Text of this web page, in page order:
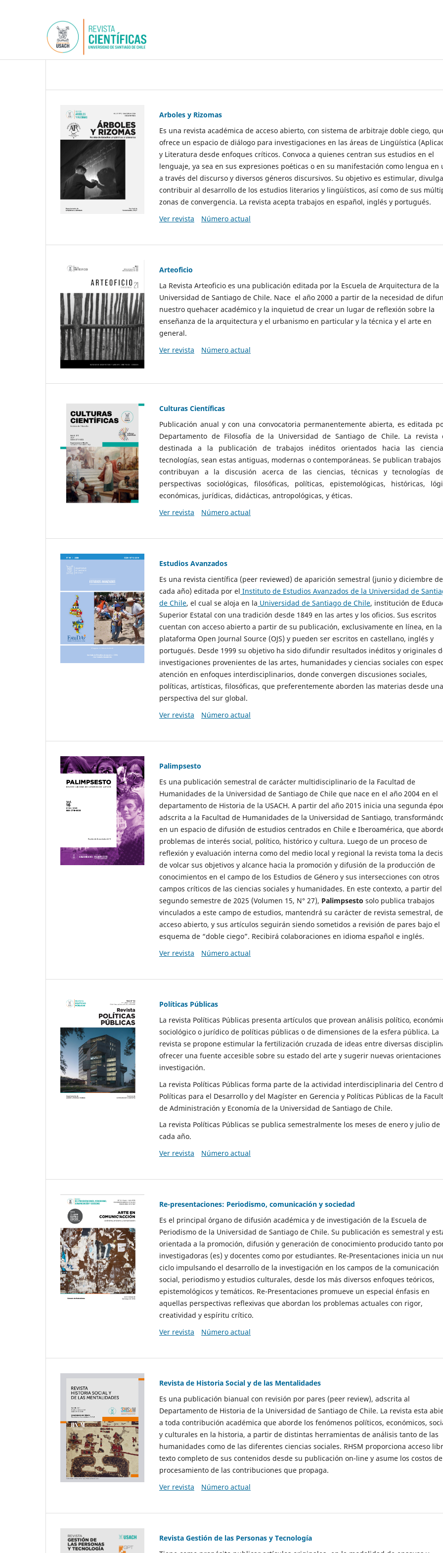
Arboles y Rizomas
Es una revista académica de acceso abierto, con sistema de arbitraje doble ciego,
ofrece un espacio de diálogo para investigaciones en las áreas de Lingüística
y Literatura desde enfoques críticos. Convoca a quienes centran sus estudios en el
lenguaje, ya sea en sus expresiones poéticas o en su manifestación como lengua en
a través del discurso y diversos géneros discursivos. Su objetivo es estimular,
contribuir al desarrollo de los estudios literarios y lingüísticos, así como de sus
zonas de convergencia. La revista acepta trabajos en español, inglés y portugués.
Ver revista
Número actual
Arteoficio
La Revista Arteoficio es una publicación editada por la Escuela de Arquitectura de la
Universidad de Santiago de Chile. Nace el año 2000 a partir de la necesidad de
nuestro quehacer académico y la inquietud de crear un lugar de reflexión sobre la
enseñanza de la arquitectura y el urbanismo en particular y la técnica y el arte en
general.
Ver revista
Número actual
Culturas Científicas
Publicación anual y con una convocatoria permanentemente abierta, es editada
Departamento de Filosofía de la Universidad de Santiago de Chile. La revista
destinada a la publicación de trabajos inéditos orientados hacia las
tecnologías, sean estas antiguas, modernas o contemporáneas. Se publican
contribuyan a la discusión acerca de las ciencias, técnicas y tecnologías
perspectivas sociológicas, filosóficas, políticas, epistemológicas, históricas,
económicas, jurídicas, didácticas, antropológicas, y éticas.
Ver revista
Número actual
Estudios Avanzados
Es una revista científica (peer reviewed) de aparición semestral (junio y diciembre de
cada año) editada por el Instituto de Estudios Avanzados de la Universidad de
de Chile, el cual se aloja en la Universidad de Santiago de Chile, institución de
Superior Estatal con una tradición desde 1849 en las artes y los oficios. Sus escritos
cuentan con acceso abierto a partir de su publicación, exclusivamente en línea, en la
plataforma Open Journal Source (OJS) y pueden ser escritos en castellano, inglés y
portugués. Desde 1999 su objetivo ha sido difundir resultados inéditos y originales
investigaciones provenientes de las artes, humanidades y ciencias sociales con
atención en enfoques interdisciplinarios, donde convergen discusiones sociales,
políticas, artísticas, filosóficas, que preferentemente aborden las materias desde una
perspectiva del sur global.
Ver revista
Número actual
Palimpsesto
Es una publicación semestral de carácter multidisciplinario de la Facultad de
Humanidades de la Universidad de Santiago de Chile que nace en el año 2004 en el
departamento de Historia de la USACH. A partir del año 2015 inicia una segunda
adscrita a la Facultad de Humanidades de la Universidad de Santiago,
en un espacio de difusión de estudios centrados en Chile e Iberoamérica, que
problemas de interés social, político, histórico y cultura. Luego de un proceso de
reflexión y evaluación interna como del medio local y regional la revista toma la
de volcar sus objetivos y alcance hacia la promoción y difusión de la producción de
conocimientos en el campo de los Estudios de Género y sus intersecciones con otros
campos críticos de las ciencias sociales y humanidades. En este contexto, a partir del
segundo semestre de 2025 (Volumen 15, N° 27), Palimpsesto solo publica trabajos
vinculados a este campo de estudios, mantendrá su carácter de revista semestral, de
acceso abierto, y sus artículos seguirán siendo sometidos a revisión de pares bajo el
esquema de “doble ciego”. Recibirá colaboraciones en idioma español e inglés.
Ver revista
Número actual
Políticas Públicas
La revista Políticas Públicas presenta artículos que provean análisis político,
sociológico o jurídico de políticas públicas o de dimensiones de la esfera pública. La
revista se propone estimular la fertilización cruzada de ideas entre diversas
ofrecer una fuente accesible sobre su estado del arte y sugerir nuevas orientaciones
investigación.
La revista Políticas Públicas forma parte de la actividad interdisciplinaria del Centro
Políticas para el Desarrollo y del Magíster en Gerencia y Políticas Públicas de la
de Administración y Economía de la Universidad de Santiago de Chile.
La revista Políticas Públicas se publica semestralmente los meses de enero y julio de
cada año.
Ver revista
Número actual
Re-presentaciones: Periodismo, comunicación y sociedad
Es el principal órgano de difusión académica y de investigación de la Escuela de
Periodismo de la Universidad de Santiago de Chile. Su publicación es semestral y
orientada a la promoción, difusión y generación de conocimiento producido tanto
investigadoras (es) y docentes como por estudiantes. Re-Presentaciones inicia un
ciclo impulsando el desarrollo de la investigación en los campos de la comunicación
social, periodismo y estudios culturales, desde los más diversos enfoques teóricos,
epistemológicos y temáticos. Re-Presentaciones promueve un especial énfasis en
aquellas perspectivas reflexivas que abordan los problemas actuales con rigor,
creatividad y espíritu crítico.
Ver revista
Número actual
Revista de Historia Social y de las Mentalidades
Es una publicación bianual con revisión por pares (peer review), adscrita al
Departamento de Historia de la Universidad de Santiago de Chile. La revista esta
a toda contribución académica que aborde los fenómenos políticos, económicos,
y culturales en la historia, a partir de distintas herramientas de análisis tanto de las
humanidades como de las diferentes ciencias sociales. RHSM proporciona acceso
texto completo de sus contenidos desde su publicación on-line y asume los costos de
procesamiento de las contribuciones que propaga.
Ver revista
Número actual
Revista Gestión de las Personas y Tecnología